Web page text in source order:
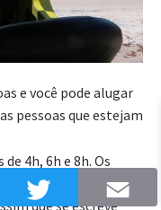
e você pode alugar
pessoas que estejam
4h, 6h e 8h. Os
você pode negociar
que se escreve